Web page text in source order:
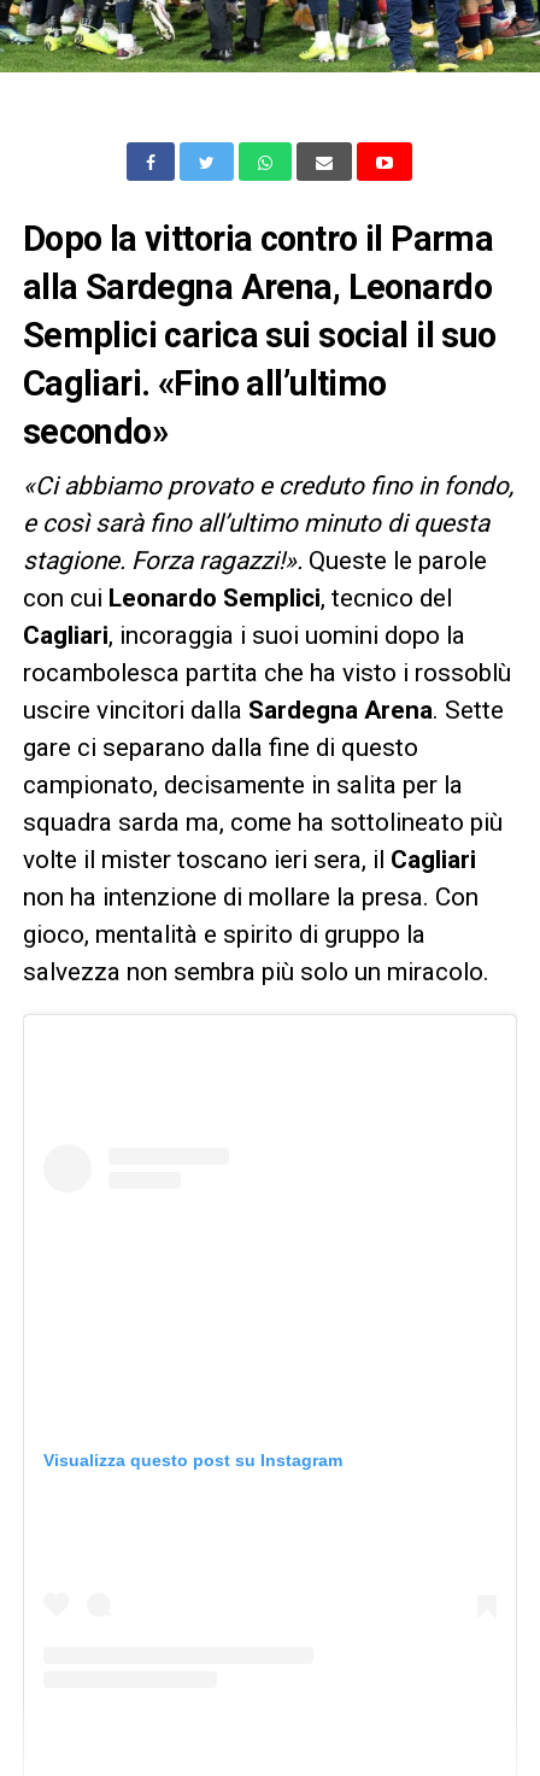
Dopo la vittoria contro il Parma
alla Sardegna Arena, Leonardo
Semplici carica sui social il suo
Cagliari. «Fino all’ultimo
secondo»
«Ci abbiamo provato e creduto fino in fondo,
e così sarà fino all’ultimo minuto di questa
stagione. Forza ragazzi!». Queste le parole
con cui Leonardo Semplici, tecnico del
Cagliari, incoraggia i suoi uomini dopo la
rocambolesca partita che ha visto i rossoblù
uscire vincitori dalla Sardegna Arena. Sette
gare ci separano dalla fine di questo
campionato, decisamente in salita per la
squadra sarda ma, come ha sottolineato più
volte il mister toscano ieri sera, il Cagliari
non ha intenzione di mollare la presa. Con
gioco, mentalità e spirito di gruppo la
salvezza non sembra più solo un miracolo.
Visualizza questo post su Instagram